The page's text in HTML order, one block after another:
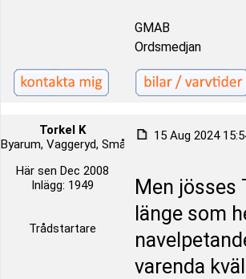
GMAB
Ordsmedjan
Torkel K
Byarum, Vaggeryd, Småland, Sverige
Här sen Dec 2008
Inlägg: 1949
Trådstartare
15 Aug 2024
Men jösses
länge som
varenda